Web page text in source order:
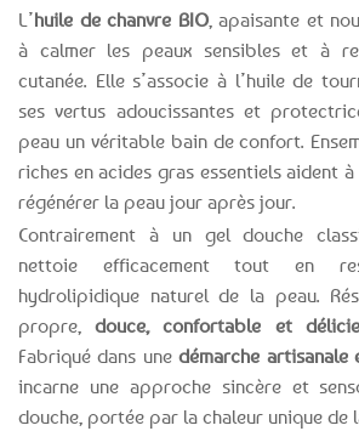
L’huile de chanvre BIO, apaisante et
à calmer les peaux sensibles et à
cutanée. Elle s’associe à l’huile de
ses vertus adoucissantes et
peau un véritable bain de confort.
riches en acides gras essentiels aident
régénérer la peau jour après jour.
Contrairement à un gel douche
nettoie efficacement tout en
hydrolipidique naturel de la peau.
propre,douce, confortable et
Fabriqué dans unedémarche artisanale
incarne une approche sincère et
douche, portée par la chaleur unique de